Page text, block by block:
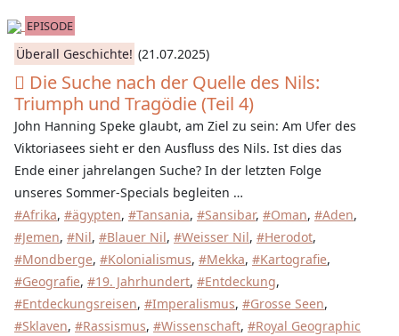
EPISODE
Überall Geschichte! (21.07.2025)
Die Suche nach der Quelle des Nils:
Triumph und Tragödie (Teil 4)
John Hanning Speke glaubt, am Ziel zu sein: Am Ufer des
Viktoriasees sieht er den Ausfluss des Nils. Ist dies das
Ende einer jahrelangen Suche? In der letzten Folge
unseres Sommer-Specials begleiten …
#Afrika, #ägypten, #Tansania, #Sansibar, #Oman, #Aden,
#Jemen, #Nil, #Blauer Nil, #Weisser Nil, #Herodot,
#Mondberge, #Kolonialismus, #Mekka, #Kartografie,
#Geografie, #19. Jahrhundert, #Entdeckung,
#Entdeckungsreisen, #Imperalismus, #Grosse Seen,
#Sklaven, #Rassismus, #Wissenschaft, #Royal Geographic